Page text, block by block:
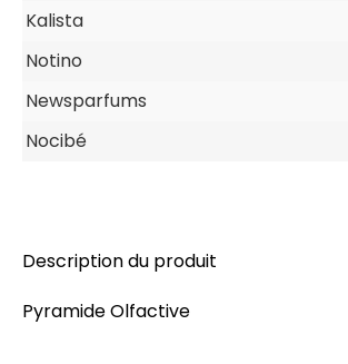
Kalista
Notino
Newsparfums
Nocibé
Description du produit
Pyramide Olfactive